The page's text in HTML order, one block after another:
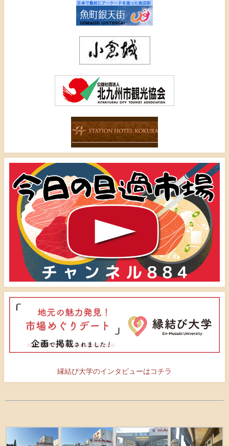
縁結び大学のインタビューはコチラ